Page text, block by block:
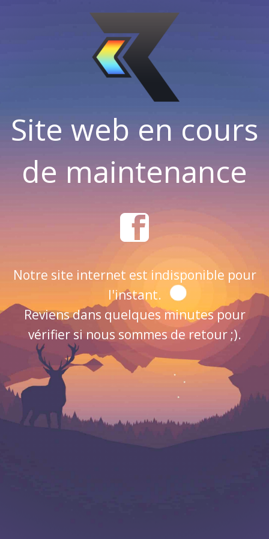
Site web en cours
de maintenance
Notre site internet est indisponible pour
l'instant.
Reviens dans quelques minutes pour
vérifier si nous sommes de retour ;).